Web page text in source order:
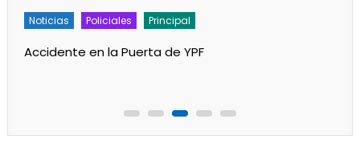
Noticias Policiales Principal
Accidente en la Puerta de YPF